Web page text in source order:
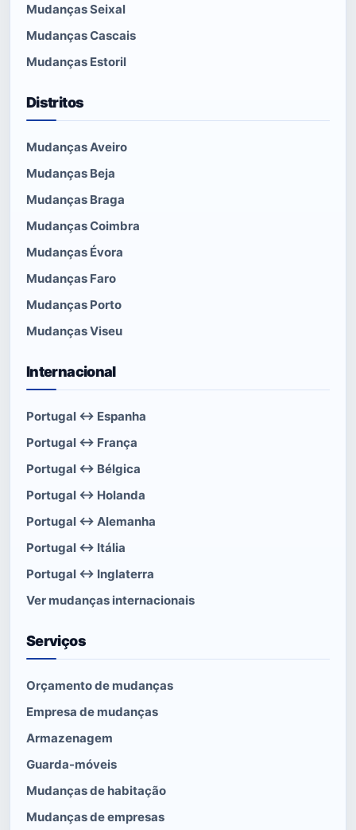
Mudanças Seixal
Mudanças Cascais
Mudanças Estoril
Distritos
Mudanças Aveiro
Mudanças Beja
Mudanças Braga
Mudanças Coimbra
Mudanças Évora
Mudanças Faro
Mudanças Porto
Mudanças Viseu
Internacional
Portugal ↔ Espanha
Portugal ↔ França
Portugal ↔ Bélgica
Portugal ↔ Holanda
Portugal ↔ Alemanha
Portugal ↔ Itália
Portugal ↔ Inglaterra
Ver mudanças internacionais
Serviços
Orçamento de mudanças
Empresa de mudanças
Armazenagem
Guarda-móveis
Mudanças de habitação
Mudanças de empresas